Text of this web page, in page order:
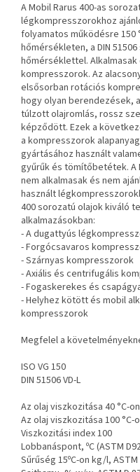
A Mobil Rarus 400-as
légkompresszorokhoz
folyamatos működésre 150
hőmérsékleten, a DIN
hőmérséklettel.
kompresszorok. Az
elsősorban rotációs
hogyolyan berendezések,
túlzott olajromlás, rossz
képződött. Ezek a
a kompresszorok
gyártásához használt
gyűrűk és tömítőbetétek. A
nem alkalmasak és nem
használt
400 sorozatú olajok kiváló
alkalmazásokban:
- A dugattyús
- Forgócsavaros
- Szárnyas kompresszorok
- Axiális és centrifugális
- Fogaskerekes és
- Helyhez kötött és mobil
kompresszorok
Megfelel a
ISO VG 150
DIN 51506 VD-L
Az olaj viszkozitása 40 °C-
Az olaj viszkozitása 100
Viszkozitási index 100
Lobbanáspont, ºC (ASTM
Sűrűség 15ºC-on kg/l, ASTM